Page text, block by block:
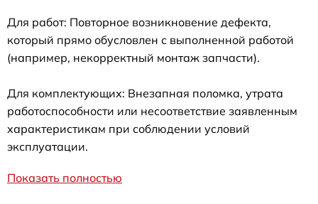
Для работ: Повторное возникновение дефекта,
который прямо обусловлен с выполненной работой
(например, некорректный монтаж запчасти).
Для комплектующих: Внезапная поломка, утрата
работоспособности или несоответствие заявленным
характеристикам при соблюдении условий
эксплуатации.
Показать полностью